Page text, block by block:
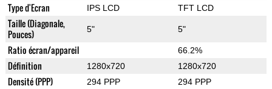
Type d'Ecran IPS LCD TFT LCD
Taille (Diagonale,
Pouces)
5" 5"
Ratio écran/appareil 66.2%
Définition 1280x720 1280x720
Densité (PPP) 294 PPP 294 PPP